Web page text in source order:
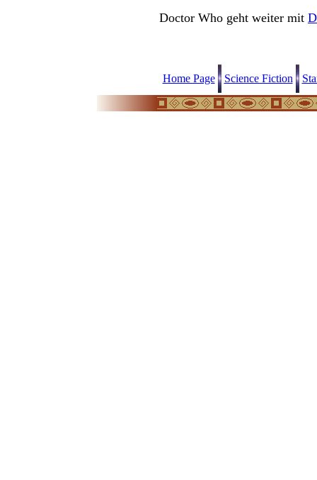
Doctor Who geht weiter mit
Home Page Science Fiction